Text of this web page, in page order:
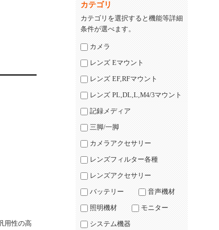
用性の高
カテゴリ
カテゴリを選択すると機能等詳細
条件が選べます。
カメラ
レンズ Eマウント
レンズ EF,RFマウント
レンズ PL,DL,L,M4/3マウント
記録メディア
三脚/一脚
カメラアクセサリー
レンズフィルター各種
レンズアクセサリー
バッテリー 音声機材
照明機材 モニター
システム機器